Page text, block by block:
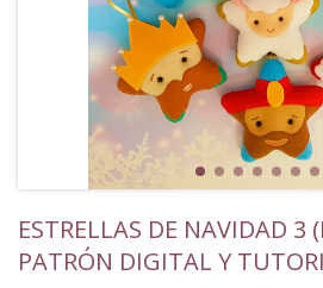
ESTRELLAS DE NAVIDAD 3
PATRÓN DIGITAL Y